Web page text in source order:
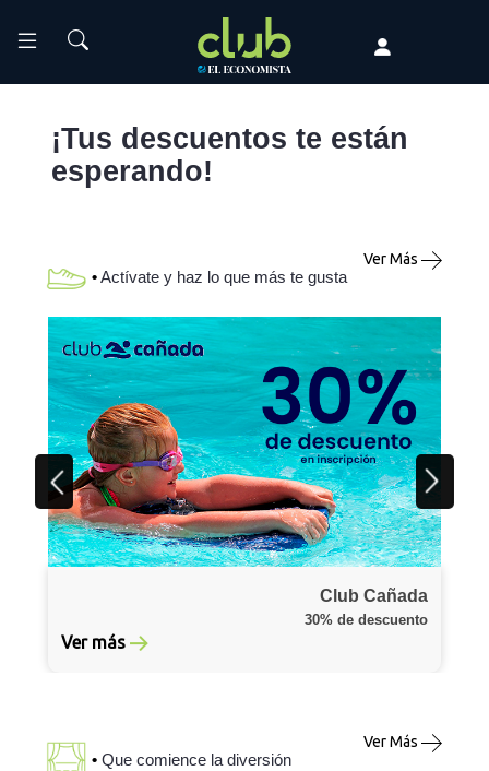
¡Tus descuentos te están
esperando!
•Actívate y haz lo que más te gusta
Ver Más
Ver más
Club Cañada
30% de descuento
• Que comience la diversión
Ver Más